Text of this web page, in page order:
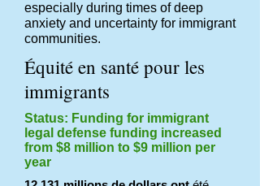
especially during times of deep
anxiety and uncertainty for immigrant
communities.
Équité en santé pour les
immigrants
Status: Funding for immigrant
legal defense funding increased
from $8 million to $9 million per
year